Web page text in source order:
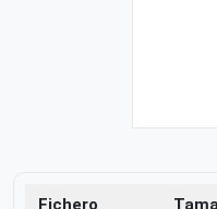
Fichero